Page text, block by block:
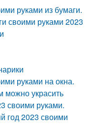
руками из бумаги.
своими руками 2023
руками на окна.
можно украсить
своими руками.
год 2023 своими